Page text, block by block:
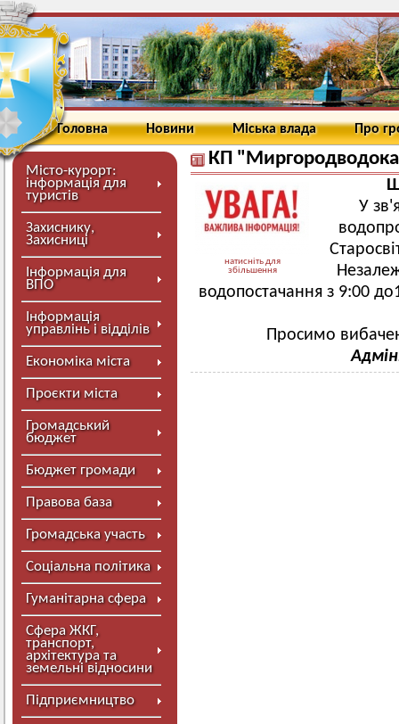
Головна Новини Міська влада Про
Місто-курорт:
інформація для
туристів
Захиснику,
Захисниці
Інформація для
ВПО
Інформація
управлінь і відділів
Економіка міста
Проєкти міста
Громадський
бюджет
Бюджет громади
Правова база
Громадська участь
Соціальна політика
Гуманітарна сфера
Сфера ЖКГ,
транспорт,
архітектура та
земельні відносини
Підприємництво
КП
натисніть для
збільшення
У
водопостачання з 9:00
Просимо